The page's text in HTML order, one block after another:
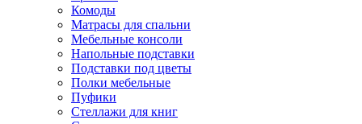
Комоды
Матрасы для спальни
Мебельные консоли
Напольные подставки
Подставки под цветы
Полки мебельные
Пуфики
Стеллажи для книг